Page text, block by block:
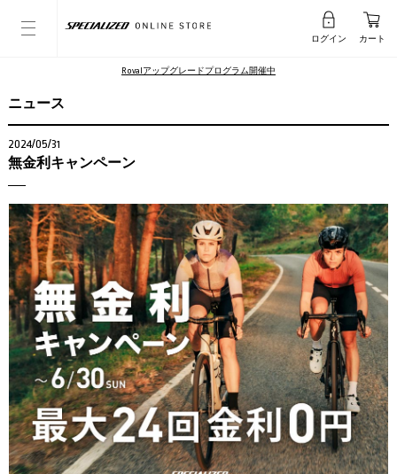
ログイン カート
Rovalアップグレードプログラム開催中
ニュース
2024/05/31
無金利キャンペーン